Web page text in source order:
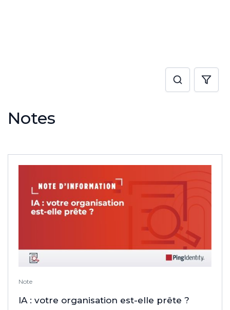
Notes
Note
IA : votre organisation est-elle prête ?